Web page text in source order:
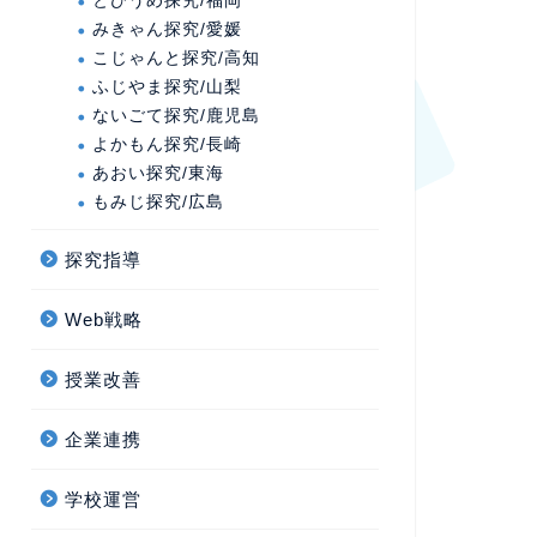
みきゃん探究/愛媛
こじゃんと探究/高知
ふじやま探究/山梨
ないごて探究/鹿児島
よかもん探究/長崎
あおい探究/東海
もみじ探究/広島
探究指導
Web戦略
授業改善
企業連携
学校運営